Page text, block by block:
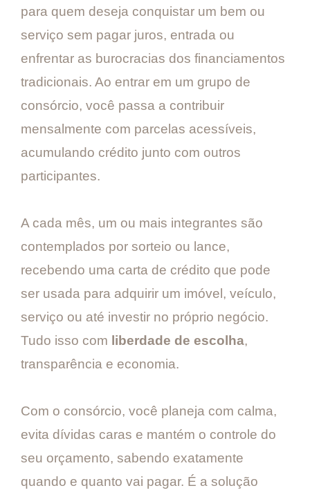
para quem deseja conquistar um bem ou
serviço sem pagar juros, entrada ou
enfrentar as burocracias dos financiamentos
tradicionais. Ao entrar em um grupo de
consórcio, você passa a contribuir
mensalmente com parcelas acessíveis,
acumulando crédito junto com outros
participantes.
A cada mês, um ou mais integrantes são
contemplados por sorteio ou lance,
recebendo uma carta de crédito que pode
ser usada para adquirir um imóvel, veículo,
serviço ou até investir no próprio negócio.
Tudo isso com liberdade de escolha,
transparência e economia.
Com o consórcio, você planeja com calma,
evita dívidas caras e mantém o controle do
seu orçamento, sabendo exatamente
quando e quanto vai pagar. É a solução